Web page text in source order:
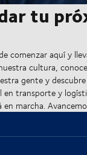
tu
comenzar aquí y
cultura,
gente y
en transporte y
marcha.